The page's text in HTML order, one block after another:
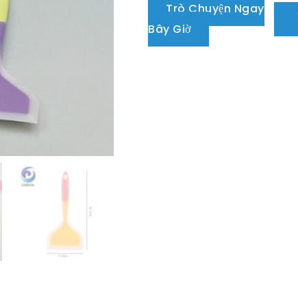
Trò Chuyện Ngay
Bây Giờ